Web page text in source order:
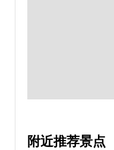
附近推荐景点